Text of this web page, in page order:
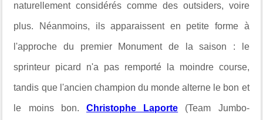
naturellement considérés comme des outsiders, voire
plus. Néanmoins, ilsapparaissenten petite forme à
l'approche du premier Monument de la saison : le
sprinteur picard n'a pas remporté la moindre course,
tandis que l'ancien champion du monde alterne le bon et
le moins bon. Christophe Laporte (Team Jumbo-